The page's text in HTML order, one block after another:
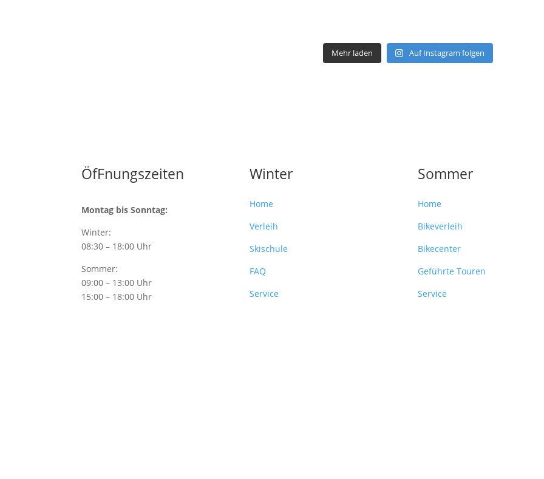
Mehr laden Auf Instagram folgen
ÖfFnungszeiten
Montag bis Sonntag:
Winter:
08:30 – 18:00 Uhr
Sommer:
09:00 – 13:00 Uhr
15:00 – 18:00 Uhr
Winter
Home
Verleih
Skischule
FAQ
Service
Sommer
Home
Bikeverleih
Bikecenter
Geführte Touren
Service